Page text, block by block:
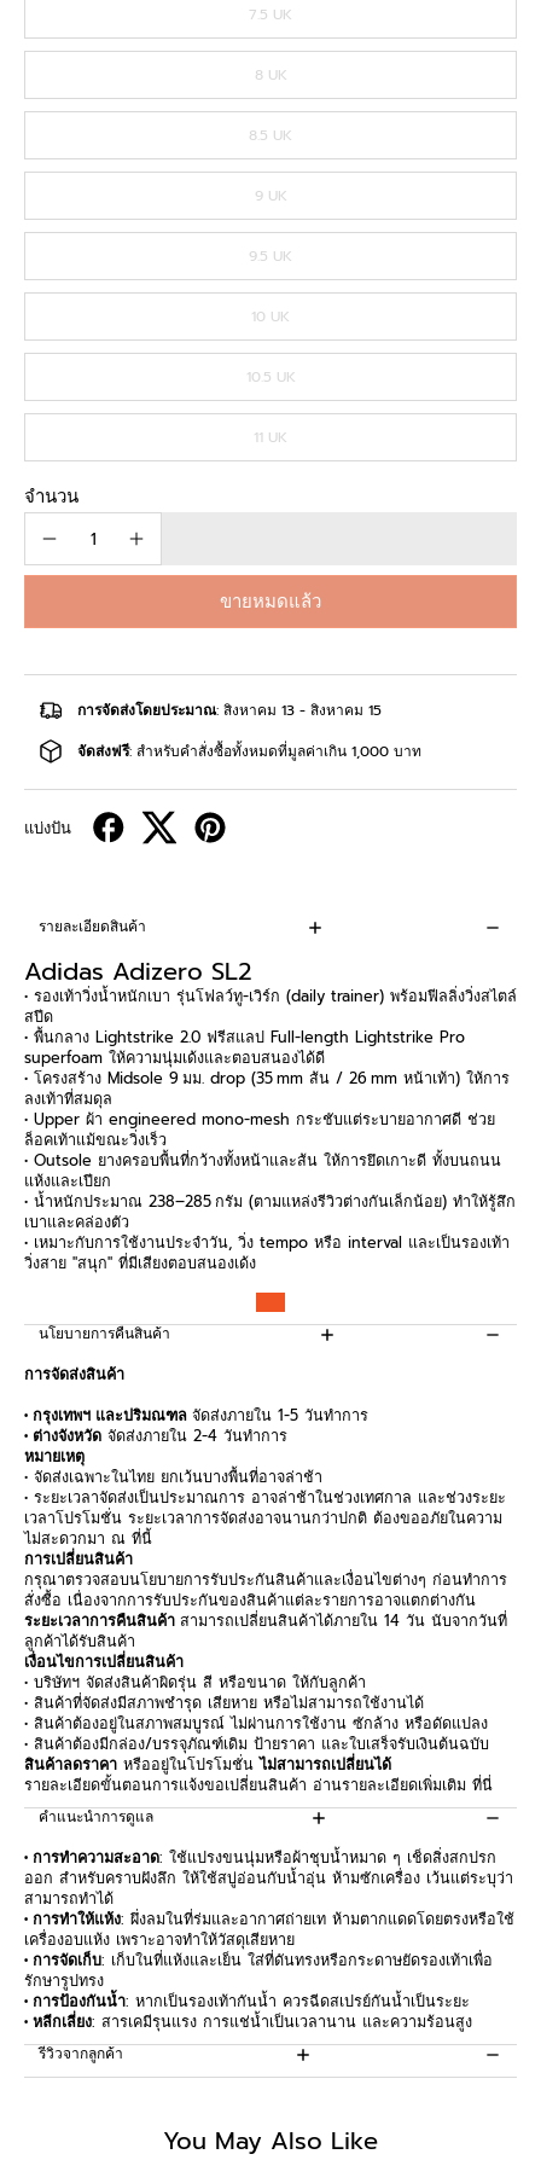
7.5 UK
8 UK
8.5 UK
9 UK
9.5 UK
10 UK
10.5 UK
11 UK
จำนวน
ขายหมดแล้ว
การจัดส่งโดยประมาณ: สิงหาคม 13 - สิงหาคม 15
จัดส่งฟรี: สำหรับคำสั่งซื้อทั้งหมดที่มูลค่าเกิน 1,000 บาท
แบ่งปัน
รายละเอียดสินค้า
Adidas Adizero SL2
• รองเท้าวิ่งน้ำหนักเบา รุ่นโฟลว์ทู-เวิร์ก (daily trainer) พร้อมฟีลลิ่งวิ่งสไตล์
สปีด
• พื้นกลาง Lightstrike 2.0 ฟรีสแลป Full-length Lightstrike Pro
superfoam ให้ความนุ่มเด้งและตอบสนองได้ดี
• โครงสร้าง Midsole 9 มม. drop (35 mm ส้น / 26 mm หน้าเท้า) ให้การ
ลงเท้าที่สมดุล
• Upper ผ้า engineered mono-mesh กระชับแต่ระบายอากาศดี ช่วย
ล็อคเท้าแม้ขณะวิ่งเร็ว
• Outsole ยางครอบพื้นที่กว้างทั้งหน้าและส้น ให้การยึดเกาะดี ทั้งบนถนน
แห้งและเปียก
• น้ำหนักประมาณ 238–285 กรัม (ตามแหล่งรีวิวต่างกันเล็กน้อย) ทำให้รู้สึก
เบาและคล่องตัว
• เหมาะกับการใช้งานประจำวัน, วิ่ง tempo หรือ interval และเป็นรองเท้า
วิ่งสาย "สนุก" ที่มีเสียงตอบสนองเด้ง
นโยบายการคืนสินค้า
การจัดส่งสินค้า
• กรุงเทพฯ และปริมณฑล จัดส่งภายใน 1-5 วันทำการ
• ต่างจังหวัด จัดส่งภายใน 2-4 วันทำการ
หมายเหตุ
• จัดส่งเฉพาะในไทย ยกเว้นบางพื้นที่อาจล่าช้า
• ระยะเวลาจัดส่งเป็นประมาณการ อาจล่าช้าในช่วงเทศกาล และช่วงระยะ
เวลาโปรโมชั่น ระยะเวลาการจัดส่งอาจนานกว่าปกติ ต้องขออภัยในความ
ไม่สะดวกมา ณ ที่นี้
การเปลี่ยนสินค้า
กรุณาตรวจสอบนโยบายการรับประกันสินค้าและเงื่อนไขต่างๆ ก่อนทำการ
สั่งซื้อ เนื่องจากการรับประกันของสินค้าแต่ละรายการอาจแตกต่างกัน
ระยะเวลาการคืนสินค้า สามารถเปลี่ยนสินค้าได้ภายใน 14 วัน นับจากวันที่
ลูกค้าได้รับสินค้า
เงื่อนไขการเปลี่ยนสินค้า
• บริษัทฯ จัดส่งสินค้าผิดรุ่น สี หรือขนาด ให้กับลูกค้า
• สินค้าที่จัดส่งมีสภาพชำรุด เสียหาย หรือไม่สามารถใช้งานได้
• สินค้าต้องอยู่ในสภาพสมบูรณ์ ไม่ผ่านการใช้งาน ซักล้าง หรือดัดแปลง
• สินค้าต้องมีกล่อง/บรรจุภัณฑ์เดิม ป้ายราคา และใบเสร็จรับเงินต้นฉบับ
สินค้าลดราคา หรืออยู่ในโปรโมชั่นไม่สามารถเปลี่ยนได้
รายละเอียดขั้นตอนการแจ้งขอเปลี่ยนสินค้า อ่านรายละเอียดเพิ่มเติม ที่นี่
คำแนะนำการดูแล
• การทำความสะอาด: ใช้แปรงขนนุ่มหรือผ้าชุบน้ำหมาด ๆ เช็ดสิ่งสกปรก
ออก สำหรับคราบฝังลึก ให้ใช้สบู่อ่อนกับน้ำอุ่น ห้ามซักเครื่อง เว้นแต่ระบุว่า
สามารถทำได้
• การทำให้แห้ง: ผึ่งลมในที่ร่มและอากาศถ่ายเท ห้ามตากแดดโดยตรงหรือใช้
เครื่องอบแห้ง เพราะอาจทำให้วัสดุเสียหาย
• การจัดเก็บ: เก็บในที่แห้งและเย็น ใส่ที่ดันทรงหรือกระดาษยัดรองเท้าเพื่อ
รักษารูปทรง
• การป้องกันน้ำ: หากเป็นรองเท้ากันน้ำ ควรฉีดสเปรย์กันน้ำเป็นระยะ
• หลีกเลี่ยง: สารเคมีรุนแรง การแช่น้ำเป็นเวลานาน และความร้อนสูง
รีวิวจากลูกค้า
You May Also Like